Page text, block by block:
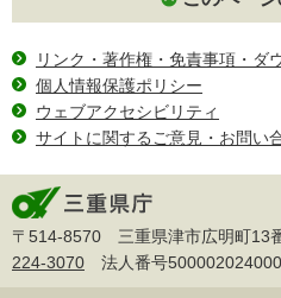
リンク・著作権・免責事項・ダ
個人情報保護ポリシー
ウェブアクセシビリティ
サイトに関するご意見・お問い
〒514-8570 三重県津市広明町13
224-3070 法人番号